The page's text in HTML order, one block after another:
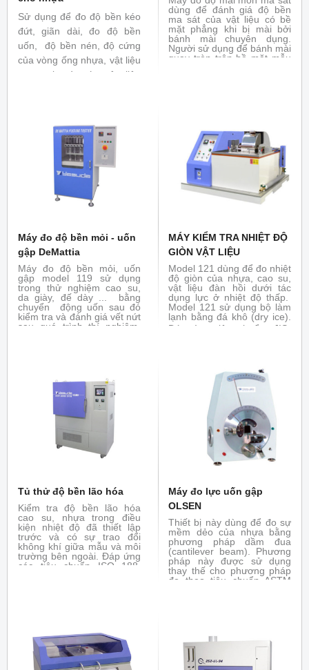
Sử dụng để đo độ bền kéo
đứt, giãn dài, đo độ bền
uốn, độ bền nén, độ cứng
của vòng ống nhựa, vật liệu
composit và các vật liệu
ISO 14125:1998, ISO
9969:2007
dùng để đánh giá độ bền
ma sát của vật liệu có bề
mặt phẳng khi bị mài bởi
bánh mài chuyên dụng.
Người sử dụng để bánh mài
quay tròn trên bề mặt mẫu
D1044, ISO 4649, ISO 5470
Máy đo độ bền mỏi - uốn
gập DeMattia
Máy đo độ bền mỏi, uốn
gập model 119 sử dụng
trong thử nghiệm cao su,
da giày, đế dày ... bằng
chuyển động uốn sau đó
kiểm tra và đánh giá vết nứt
sau quá trình thí nghiệm.
MÁY KIỂM TRA NHIỆT ĐỘ
GIÒN VẬT LIỆU
Model 121 dùng để đo nhiệt
độ giòn của nhựa, cao su,
vật liệu đàn hồi dưới tác
dụng lực ở nhiệt độ thấp.
Model 121 sử dụng bộ làm
lạnh bằng đá khô (dry ice).
Đáp ứng tiêu chuẩn:
JIS-
Tủ thử độ bền lão hóa
Kiểm tra độ bền lão hóa
cao su, nhựa trong điều
kiện nhiệt độ đã thiết lập
trước và có sự trao đổi
không khí giữa mẫu và môi
trường bên ngoài. Đáp ứng
các tiêu chuẩn ISO 188,
Máy đo lực uốn gập
OLSEN
Thiết bị này dùng để đo sự
mềm dẻo của nhựa bằng
phương pháp dầm đua
(cantilever beam). Phương
pháp này được sử dụng
thay thế cho phương pháp
đo theo tiêu chuẩn ASTM
dụng và góc uốn của mẫu.